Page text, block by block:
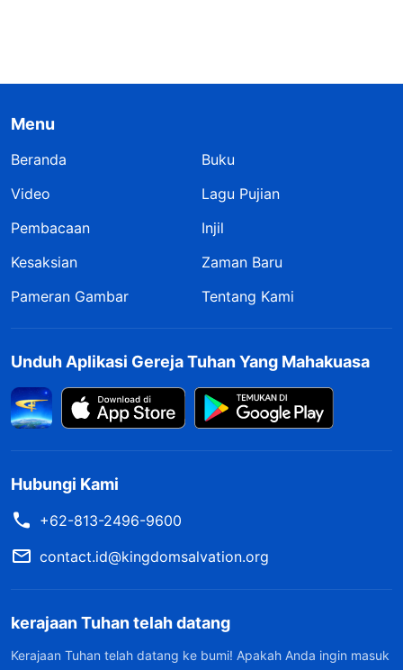
Menu
Beranda
Buku
Video
Lagu Pujian
Pembacaan
Injil
Kesaksian
Zaman Baru
Pameran Gambar
Tentang Kami
Unduh Aplikasi Gereja Tuhan Yang Mahakuasa
Hubungi Kami
+62-813-2496-9600
contact.id@kingdomsalvation.org
kerajaan Tuhan telah datang
Kerajaan Tuhan telah datang ke bumi! Apakah Anda ingin masuk